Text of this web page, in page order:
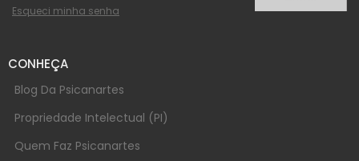
Esqueci minha senha
CONHEÇA
Blog Da Psicanartes
Propriedade Intelectual (PI)
Quem Faz Psicanartes